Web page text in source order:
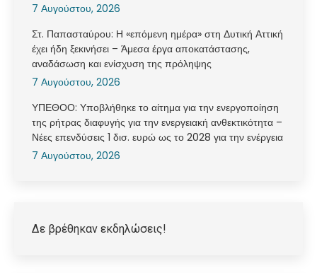
7 Αυγούστου, 2026
Στ. Παπασταύρου: Η «επόμενη ημέρα» στη Δυτική Αττική
έχει ήδη ξεκινήσει – Άμεσα έργα αποκατάστασης,
αναδάσωση και ενίσχυση της πρόληψης
7 Αυγούστου, 2026
ΥΠΕΘΟΟ: Υποβλήθηκε το αίτημα για την ενεργοποίηση
της ρήτρας διαφυγής για την ενεργειακή ανθεκτικότητα –
Νέες επενδύσεις 1 δισ. ευρώ ως το 2028 για την ενέργεια
7 Αυγούστου, 2026
Δε βρέθηκαν εκδηλώσεις!